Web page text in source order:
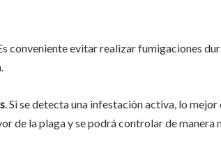
conveniente evitar realizar fumigaciones
. Si se detecta una infestación activa, lo
de la plaga y se podrá controlar de manera